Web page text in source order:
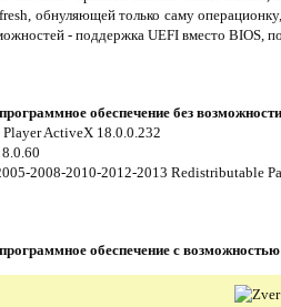
обнуляющей только саму
- поддержка UEFI вместо BIOS,
обеспечение без
Player ActiveX 18.0.0.232
8.0.60
2008-2010-2012-2013 Redistributable
обеспечение с